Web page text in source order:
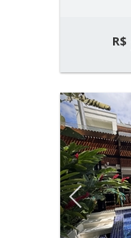
R$
Previous